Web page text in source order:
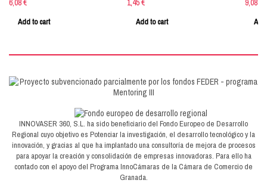
6,08 €
Add to cart
1,45 €
Add to cart
9,08 €
INNOVASER 360, S.L. ha sido beneficiario del Fondo Europeo de Desarrollo
Regional cuyo objetivo es Potenciar la investigación, el desarrollo tecnológico y la
innovación, y gracias al que ha implantado una consultoría de mejora de procesos
para apoyar la creación y consolidación de empresas innovadoras. Para ello ha
contado con el apoyo del Programa InnoCámaras de la Cámara de Comercio de
Granada.